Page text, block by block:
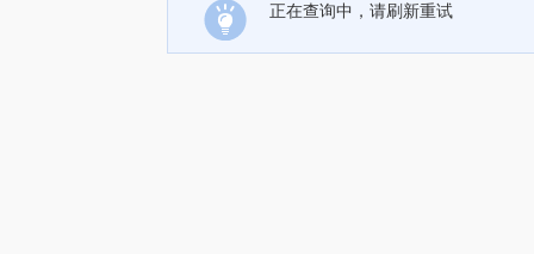
正在查询中，请刷新重试